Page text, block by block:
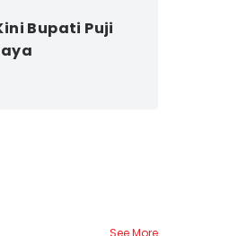
Bupati Puji
See More